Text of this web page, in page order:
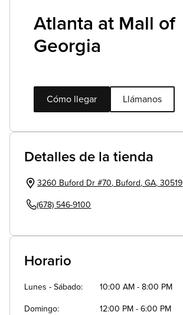
Atlanta at Mall of
Georgia
Cómo llegar Llámanos
Detalles de la tienda
3260 Buford Dr #70, Buford , GA, 30519
(678) 546-9100
Horario
Lunes - Sábado 10:00 AM - 8:00 PM
Domingo 12:00 PM - 6:00 PM